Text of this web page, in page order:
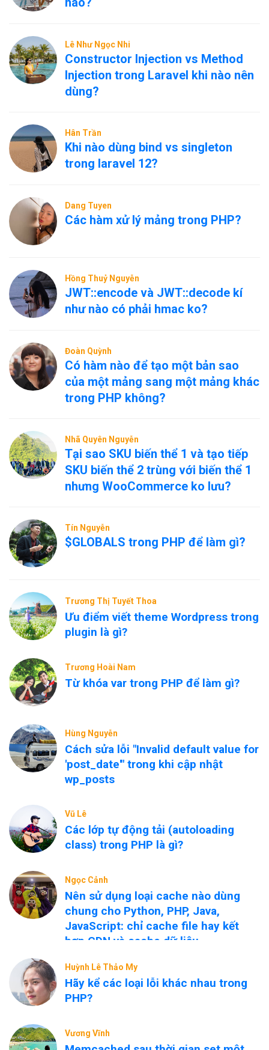
Lê Như Ngọc Nhi
Constructor Injection vs Method
Injection trong Laravel khi nào nên
dùng?
Hân Trần
Khi nào dùng bind vs singleton
trong laravel 12?
Dang Tuyen
Các hàm xử lý mảng trong PHP?
Hồng Thuỷ Nguyễn
JWT::encode và JWT::decode kí
như nào có phải hmac ko?
Đoàn Quỳnh
Có hàm nào để tạo một bản sao
của một mảng sang một mảng khác
trong PHP không?
Nhã Quyên Nguyễn
Tại sao SKU biến thể 1 và tạo tiếp
SKU biến thể 2 trùng với biến thể 1
nhưng WooCommerce ko lưu?
Tín Nguyễn
$GLOBALS trong PHP để làm gì?
Trương Thị Tuyết Thoa
Ưu điểm viết theme Wordpress trong
plugin là gì?
Trương Hoài Nam
Từ khóa var trong PHP để làm gì?
Hùng Nguyễn
Cách sửa lỗi "Invalid default value for
'post_date'" trong khi cập nhật
wp_posts
Vũ Lê
Các lớp tự động tải (autoloading
class) trong PHP là gì?
Ngọc Cảnh
Nên sử dụng loại cache nào dùng
chung cho Python, PHP, Java,
JavaScript: chỉ cache file hay kết
hợp CDN và cache dữ liệu
Huỳnh Lê Thảo My
Hãy kể các loại lỗi khác nhau trong
PHP?
Vương Vĩnh